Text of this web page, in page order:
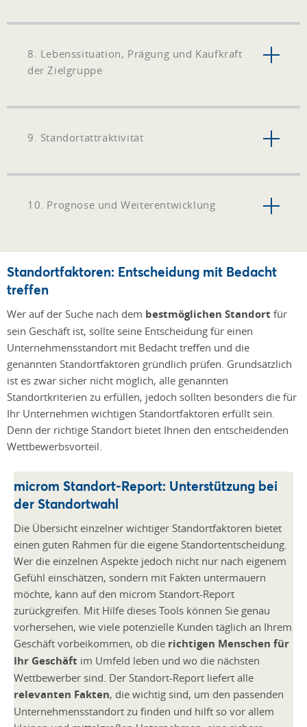
8. Lebenssituation, Prägung und Kaufkraft
der Zielgruppe
9. Standortattraktivität
10. Prognose und Weiterentwicklung
Standortfaktoren: Entscheidung mit Bedacht
treffen
Wer auf der Suche nach dem bestmöglichen Standort für
sein Geschäft ist, sollte seine Entscheidung für einen
Unternehmensstandort mit Bedacht treffen und die
genannten Standortfaktoren gründlich prüfen. Grundsätzlich
ist es zwar sicher nicht möglich, alle genannten
Standortkriterien zu erfüllen, jedoch sollten besonders die für
Ihr Unternehmen wichtigen Standortfaktoren erfüllt sein.
Denn der richtige Standort bietet Ihnen den entscheidenden
Wettbewerbsvorteil.
microm Standort-Report: Unterstützung bei
der Standortwahl
Die Übersicht einzelner wichtiger Standortfaktoren bietet
einen guten Rahmen für die eigene Standortentscheidung.
Wer die einzelnen Aspekte jedoch nicht nur nach eigenem
Gefühl einschätzen, sondern mit Fakten untermauern
möchte, kann auf den microm Standort-Report
zurückgreifen. Mit Hilfe dieses Tools können Sie genau
vorhersehen, wie viele potenzielle Kunden täglich an Ihrem
Geschäft vorbeikommen, ob die richtigen Menschen für
Ihr Geschäft im Umfeld leben und wo die nächsten
Wettbewerber sind. Der Standort-Report liefert alle
relevanten Fakten, die wichtig sind, um den passenden
Unternehmensstandort zu finden und hilft so vor allem